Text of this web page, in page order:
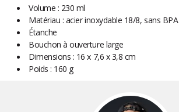
Volume : 230 ml
Matériau : acier inoxydable 18/8, sans BPA
Étanche
Bouchon à ouverture large
Dimensions : 16 x 7,6 x 3,8 cm
Poids : 160 g